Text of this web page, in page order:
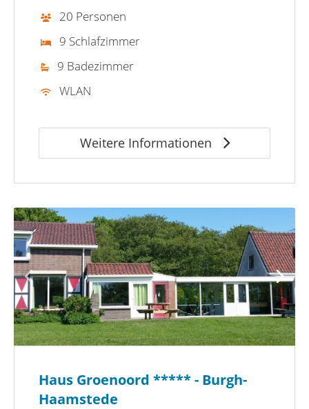
20 Personen
9 Schlafzimmer
9 Badezimmer
WLAN
Weitere Informationen
Haus Groenoord ***** - Burgh-
Haamstede